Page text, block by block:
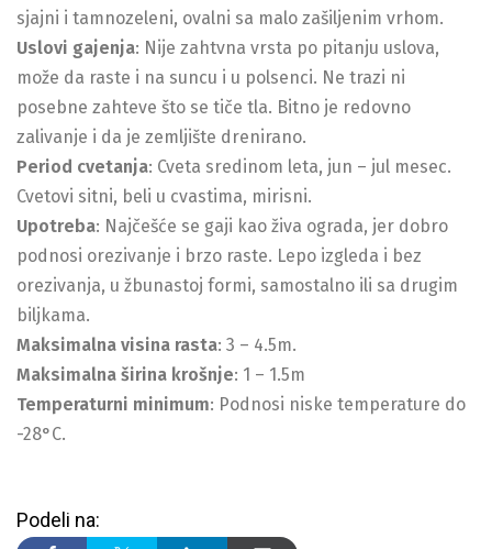
sjajni i tamnozeleni, ovalni sa malo zašiljenim vrhom.
Uslovi gajenja: Nije zahtvna vrsta po pitanju uslova,
može da raste i na suncu i u polsenci. Ne trazi ni
posebne zahteve što se tiče tla. Bitno je redovno
zalivanje i da je zemljište drenirano.
Period cvetanja: Cveta sredinom leta, jun – jul mesec.
Cvetovi sitni, beli u cvastima, mirisni.
Upotreba: Najčešće se gaji kao živa ograda, jer dobro
podnosi orezivanje i brzo raste. Lepo izgleda i bez
orezivanja, u žbunastoj formi, samostalno ili sa drugim
biljkama.
Maksimalna visina rasta: 3 – 4.5m.
Maksimalna širina krošnje: 1 – 1.5m
Temperaturni minimum: Podnosi niske temperature do
-28°C.
Podeli na: